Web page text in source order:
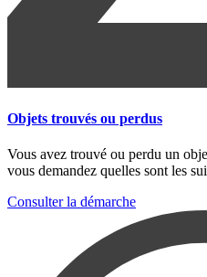
Objets trouvés ou perdus
Vous avez trouvé ou perdu un
vous demandez quelles sont les
Consulter la démarche